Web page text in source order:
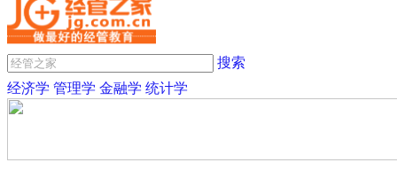
搜索
经济学 管理学 金融学 统计学